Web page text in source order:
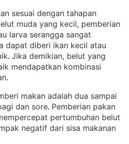
sesuai dengan tahapan
muda yang kecil, pemberian
larva serangga sangat
dapat diberi ikan kecil atau
. Jika demikian, belut yang
mendapatkan kombinasi
.
makan adalah dua sampai
dan sore. Pemberian pakan
pertumbuhan belut
negatif dari sisa makanan